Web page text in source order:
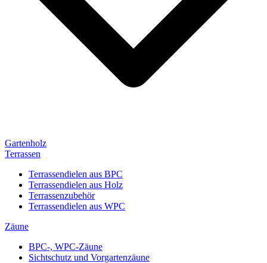
Gartenholz
Terrassen
Terrassendielen aus BPC
Terrassendielen aus Holz
Terrassenzubehör
Terrassendielen aus WPC
Zäune
BPC-, WPC-Zäune
Sichtschutz und Vorgartenzäune